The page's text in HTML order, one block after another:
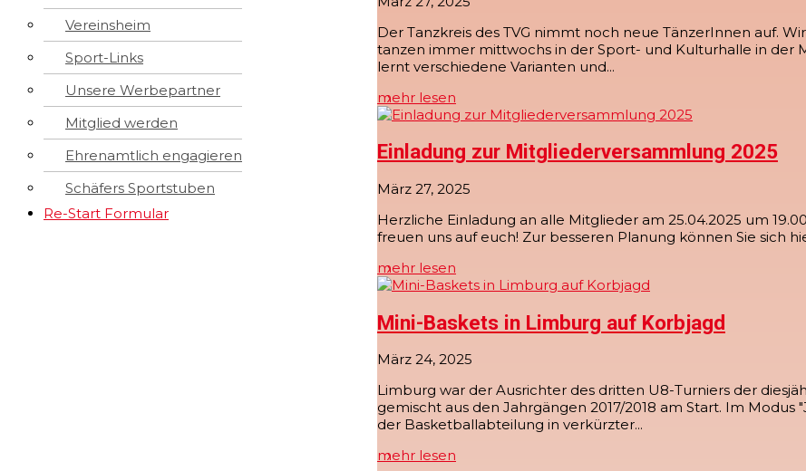
Vereinsheim
Sport-Links
Unsere Werbepartner
Mitglied werden
Ehrenamtlich engagieren
Schäfers Sportstuben
Re-Start Formular
Der Tanzkreis des TVG nimmt noch neue TänzerInnen auf.
tanzen immer mittwochs in der Sport- und Kulturhalle in der
lernt verschiedene Varianten und...
mehr lesen
Einladung zur Mitgliederversammlung 2025
März 27, 2025
Herzliche Einladung an alle Mitglieder am 25.04.2025 um
freuen uns auf euch! Zur besseren Planung können Sie sich
mehr lesen
Mini-Baskets in Limburg auf Korbjagd
März 24, 2025
Limburg war der Ausrichter des dritten U8-Turniers der
gemischt aus den Jahrgängen 2017/2018 am Start. Im
der Basketballabteilung in verkürzter...
mehr lesen